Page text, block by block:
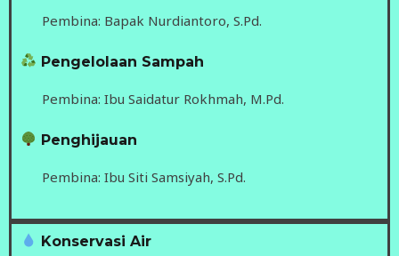
Pembina: Bapak Nurdiantoro, S.Pd.
Pengelolaan Sampah
Pembina: Ibu Saidatur Rokhmah, M.Pd.
Penghijauan
Pembina: Ibu Siti Samsiyah, S.Pd.
Konservasi Air